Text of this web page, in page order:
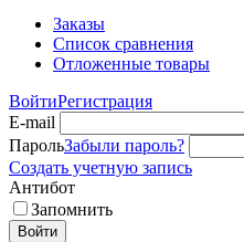
Заказы
Список сравнения
Отложенные товары
ВойтиРегистрация
E-mail
ПарольЗабыли пароль?
Создать учетную запись
Антибот
Запомнить
Войти